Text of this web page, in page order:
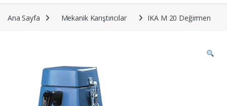
Ana Sayfa Mekanik Karıştırıcılar IKA M 20 Değirmen